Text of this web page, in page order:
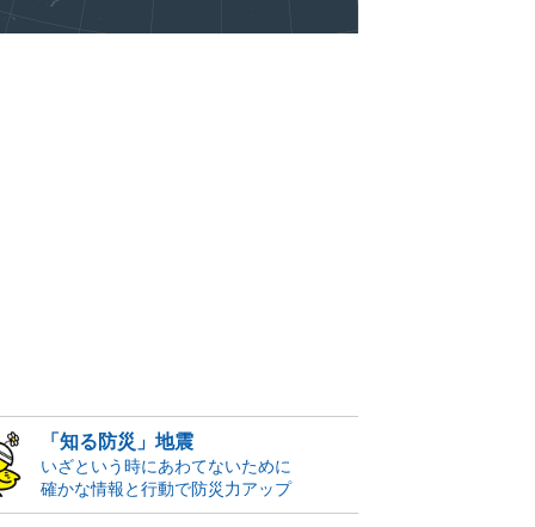
「知る防災」地震
いざという時にあわてないために
確かな情報と行動で防災力アップ